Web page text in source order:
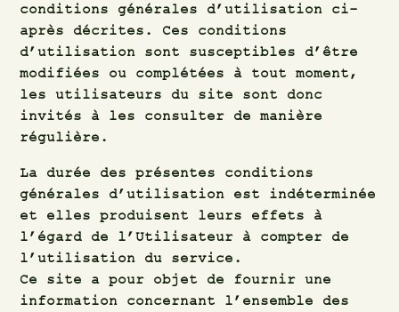
conditions générales d’utilisation ci-
après décrites. Ces conditions
d’utilisation sont susceptibles d’être
modifiées ou complétées à tout moment,
les utilisateurs du site sont donc
invités à les consulter de manière
régulière.
La durée des présentes conditions
générales d’utilisation est indéterminée
et elles produisent leurs effets à
l’égard de l’Utilisateur à compter de
l’utilisation du service.
Ce site a pour objet de fournir une
information concernant l’ensemble des